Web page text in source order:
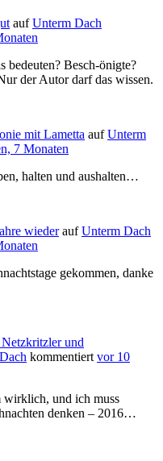
aufUnterm Dach
Besch-önigte?
der Autor darf das wissen.
mit Lametta aufUnterm
7 Monaten
halten und aushalten…
wiederaufUnterm Dach
gekommen, danke
und
kommentiert vor 10
wirklich, und ich muss
denken – 2016…